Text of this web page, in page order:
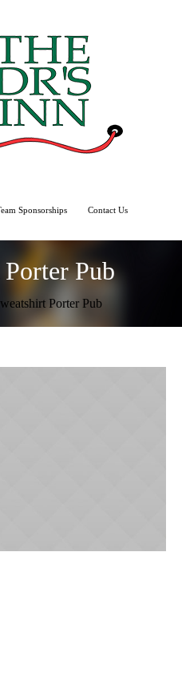
Sponsorships Contact Us
Pub
Porter Pub